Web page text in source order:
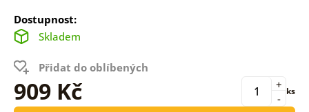
Dostupnost:
Skladem
Přidat do oblíbených
909 Kč -
+ ks